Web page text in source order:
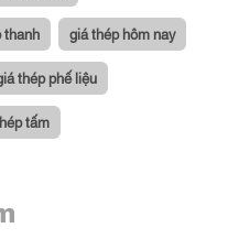
thanh giá thép hôm nay
thép phế liệu
tấm